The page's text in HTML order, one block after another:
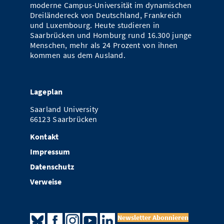
Vom Studium in den Beruf
Study Scheduler
Bibliothek
Open Science/Open Access
Start-ups
IT-Themenabend
Ranking
Zahlen & Fakten
Preise, Auszeichnungen und Förderungen
Kontakt
SIC Merchandise
Anfahrt
AnsprechpartnerInnen, Personen, Forschungsgruppen
moderne Campus-Universität im dynamischen
Dreiländereck von Deutschland, Frankreich
und Luxembourg. Heute studieren in
Saarbrücken und Homburg rund 16.300 junge
Menschen, mehr als 24 Prozent von ihnen
kommen aus dem Ausland.
Lageplan
Saarland University
66123 Saarbrücken
Kontakt
Impressum
Datenschutz
Verweise
Newsletter Abonnieren